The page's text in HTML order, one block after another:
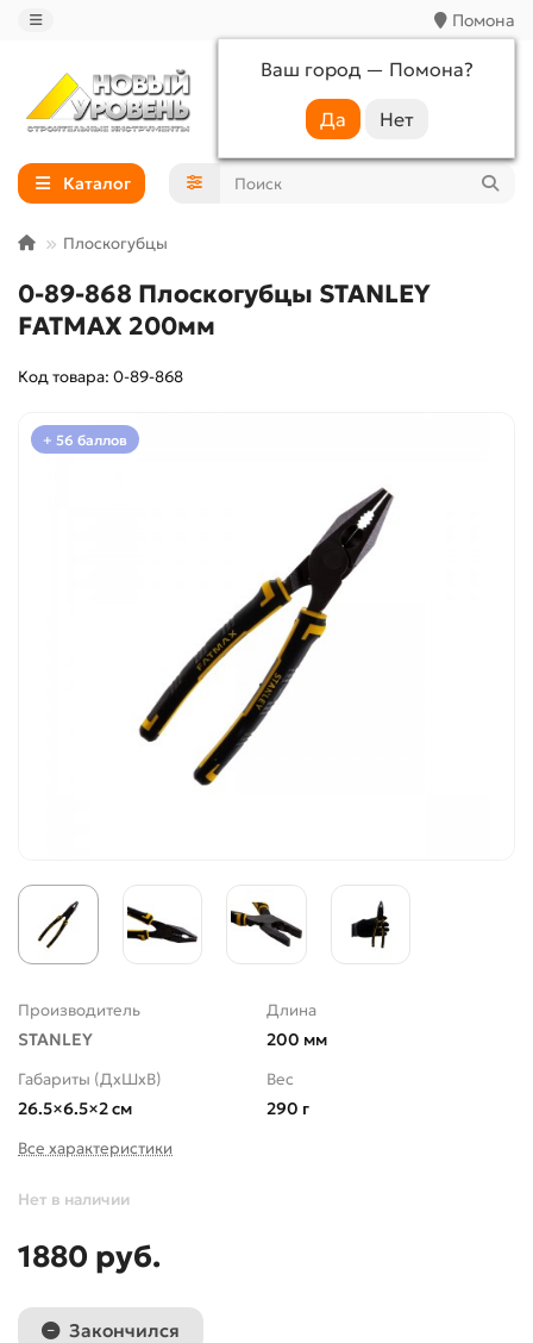
Помона
Ваш город — Помона?
+7 (988) 233-44-52
Каталог
Плоскогубцы
0-89-868 Плоскогубцы STANLEY
FATMAX 200мм
Код товара: 0-89-868
+ 56 баллов
Производитель
STANLEY
Длина
200 мм
Габариты (ДхШхВ)
26.5×6.5×2 см
Вес
290 г
Все характеристики
Нет в наличии
1880 руб.
Закончился